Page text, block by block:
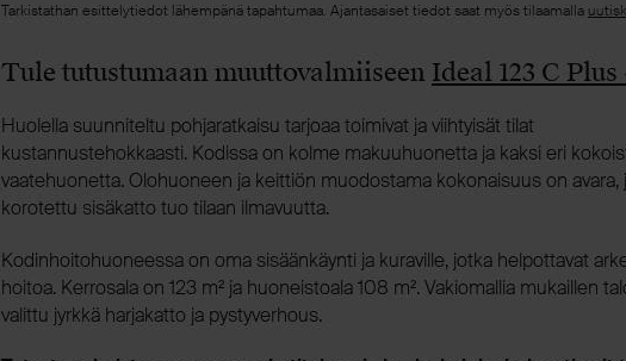
Tarkistathan esittelytiedot lähempänä tapahtumaa. Ajantasaiset tiedot saat myös tilaamalla
Tule tutustumaan muuttovalmiiseen Ideal 123 C
Huolella suunniteltu pohjaratkaisu tarjoaa toimivat ja viihtyisät tilat
kustannustehokkaasti. Kodissa on kolme makuuhuonetta ja kaksi eri
vaatehuonetta. Olohuoneen ja keittiön muodostama kokonaisuus on avara,
korotettu sisäkatto tuo tilaan ilmavuutta.
Kodinhoitohuoneessa on oma sisäänkäynti ja kuraville, jotka helpottavat
hoitoa. Kerrosala on 123 m² ja huoneistoala 108 m². Vakiomallia mukaillen
valittu jyrkkä harjakatto ja pystyverhous.